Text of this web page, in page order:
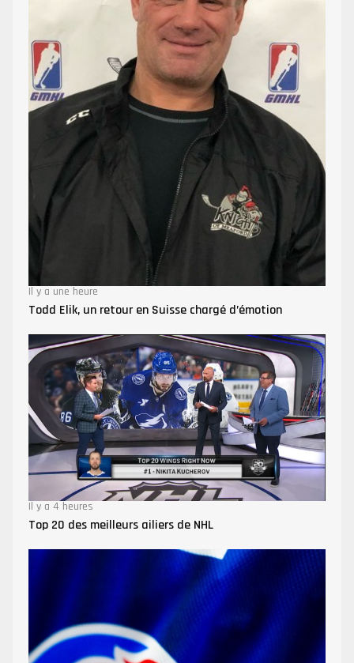
Il y a une heure
Todd Elik, un retour en Suisse chargé d’émotion
Il y a 4 heures
Top 20 des meilleurs ailiers de NHL